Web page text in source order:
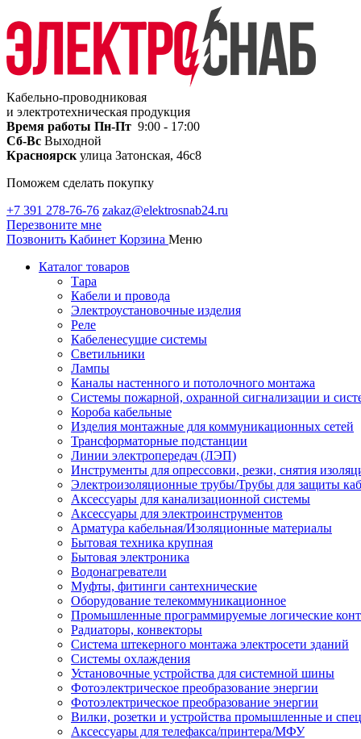
Кабельно-проводниковая
и электротехническая продукция
Время работы Пн-Пт 9:00 - 17:00
Сб-Вс Выходной
Красноярск улица Затонская, 46с8
Поможем сделать покупку
+7 391 278-76-76 zakaz@elektrosnab24.ru
Перезвоните мне
Позвонить Кабинет Корзина Меню
Каталог товаров
Тара
Кабели и провода
Электроустановочные изделия
Реле
Кабеленесущие системы
Светильники
Лампы
Каналы настенного и потолочного монтажа
Системы пожарной, охранной сигнализации и
Короба кабельные
Изделия монтажные для коммуникационных сетей
Трансформаторные подстанции
Линии электропередач (ЛЭП)
Инструменты для опрессовки, резки, снятия
Электроизоляционные трубы/Трубы для защиты
Аксессуары для канализационной системы
Аксессуары для электроинструментов
Арматура кабельная/Изоляционные материалы
Бытовая техника крупная
Бытовая электроника
Водонагреватели
Муфты, фитинги сантехнические
Оборудование телекоммуникационное
Промышленные программируемые логические
Радиаторы, конвекторы
Система штекерного монтажа электросети зданий
Системы охлаждения
Установочные устройства для системной шины
Фотоэлектрическое преобразование энергии
Фотоэлектрическое преобразование энергии
Вилки, розетки и устройства промышленные и
Аксессуары для телефакса/принтера/МФУ